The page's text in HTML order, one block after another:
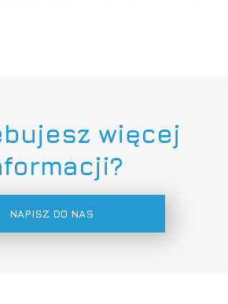
więcej
NAPISZ DO NAS